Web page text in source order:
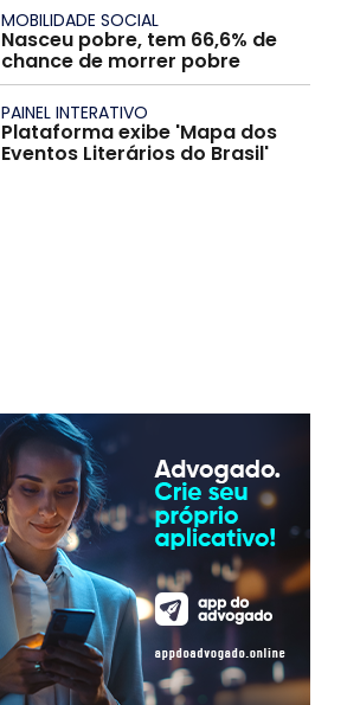
MOBILIDADE SOCIAL
Nasceu pobre, tem 66,6% de
chance de morrer pobre
PAINEL INTERATIVO
Plataforma exibe 'Mapa dos
Eventos Literários do Brasil'